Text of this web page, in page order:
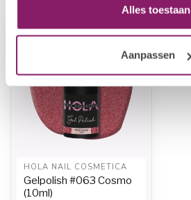
Alles toestaan
Aanpassen
-45%
HOLA NAIL COSMETICA
Gelpolish #063 Cosmo
(10ml)